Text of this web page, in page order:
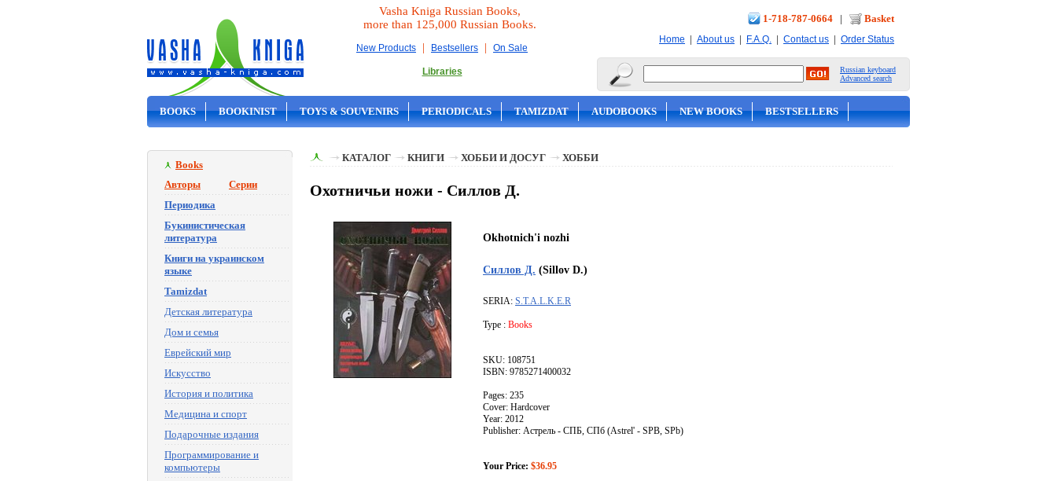
Vasha Kniga Russian Books,
more than 125,000 Russian Books.
New Products | Bestsellers | On Sale
Libraries
1-718-787-0664 | Basket
Home | About us | F.A.Q. | Contact us | Order Status
Russian keyboard
Advanced search
BOOKS BOOKINIST TOYS & SOUVENIRS PERIODICALS TAMIZDAT AUDOBOOKS NEW BOOKS BESTSELLERS
Books
Авторы
Серии
Периодика
Букинистическая
литература
Книги на украинском
языке
Tamizdat
Детская литература
Дом и семья
Еврейский мир
Искусство
История и политика
Медицина и спорт
Подарочные издания
Программирование и
компьютеры
КАТАЛОГ КНИГИ ХОББИ И ДОСУГ ХОББИ
Охотничьи ножи - Силлов Д.
Okhotnich'i nozhi
Силлов Д. (Sillov D.)
SERIA: S.T.A.L.K.E.R
Type : Books
SKU: 108751
ISBN: 9785271400032
Pages: 235
Cover: Hardcover
Year: 2012
Publisher: Астрель - СПБ, СПб (Astrel' - SPB, SPb)
Your Price: $36.95